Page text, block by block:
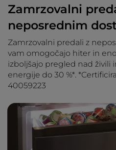
Zamrzovalni
neposrednim
Zamrzovalni predali z
vam omogočajo hiter in
izboljšajo pregled nad živili
energije do 30 %*.
40059223